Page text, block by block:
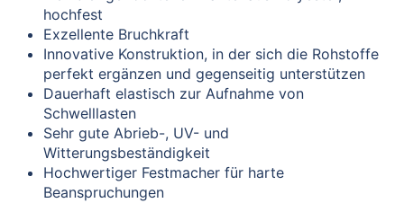
hochfest
Exzellente Bruchkraft
Innovative Konstruktion, in der sich die Rohstoffe
perfekt ergänzen und gegenseitig unterstützen
Dauerhaft elastisch zur Aufnahme von
Schwelllasten
Sehr gute Abrieb-, UV- und
Witterungsbeständigkeit
Hochwertiger Festmacher für harte
Beanspruchungen